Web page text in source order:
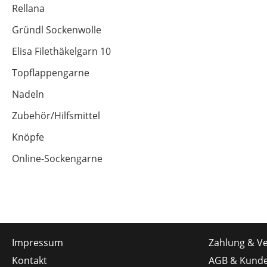
Rellana
Gründl Sockenwolle
Elisa Filethäkelgarn 10
Topflappengarne
Nadeln
Zubehör/Hilfsmittel
Knöpfe
Online-Sockengarne
Impressum
Kontakt
Zahlung &
AGB &